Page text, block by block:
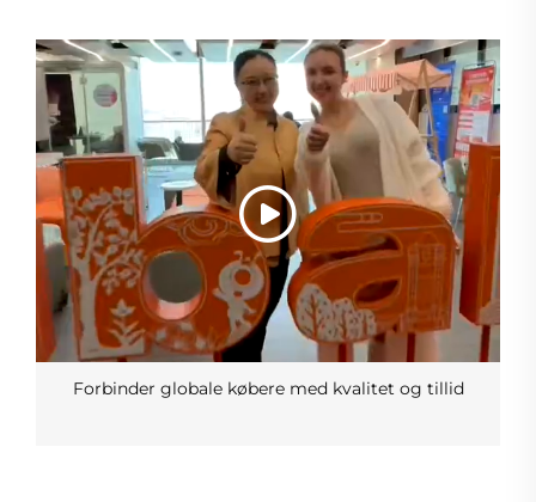
Forbinder globale købere med kvalitet og tillid